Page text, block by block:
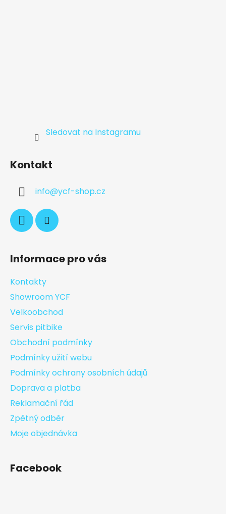
Sledovat na Instagramu
Kontakt
info@ycf-shop.cz
Informace pro vás
Kontakty
Showroom YCF
Velkoobchod
Servis pitbike
Obchodní podmínky
Podmínky užití webu
Podmínky ochrany osobních údajů
Doprava a platba
Reklamační řád
Zpětný odběr
Moje objednávka
Facebook